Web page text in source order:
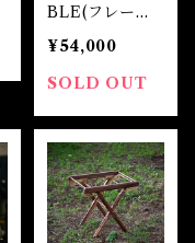
BLE(フレーム
のみ)
¥54,000
SOLD OUT